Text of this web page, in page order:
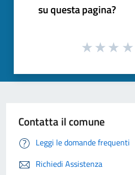
su questa pagina?
Contatta il comune
Leggi le domande frequenti
Richiedi Assistenza